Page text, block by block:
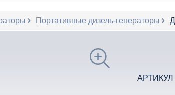
Портативные дизель-генераторы
АРТИКУЛ